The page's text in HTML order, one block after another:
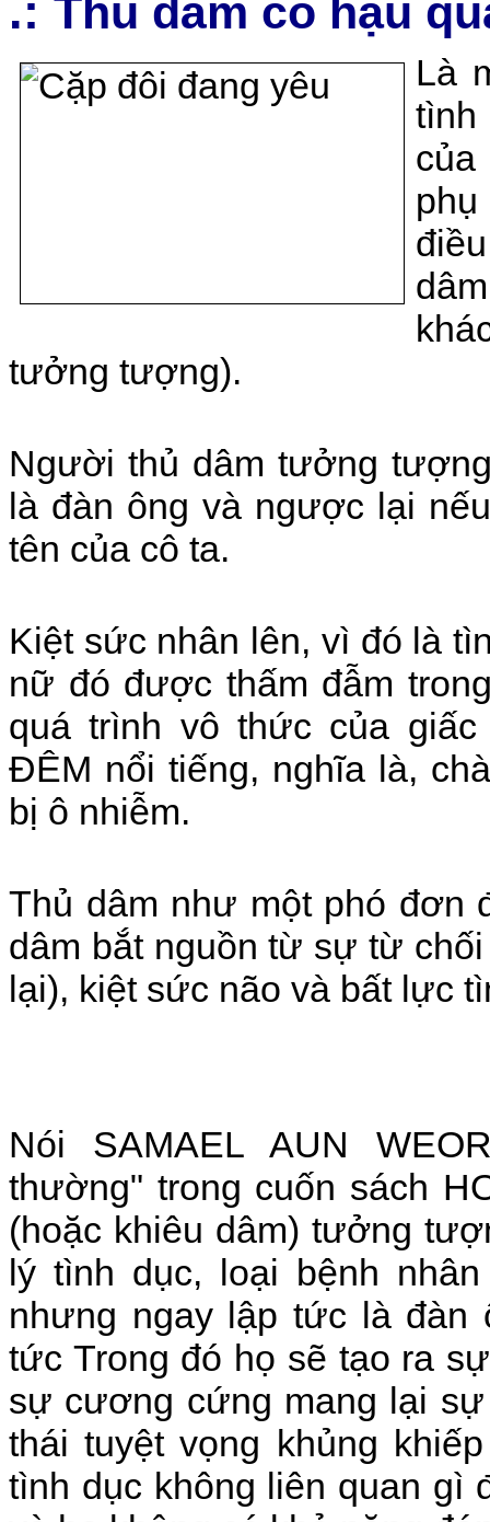
.: Thủ dâm có hậu
Là
tình
của
tưởng tượng).
Người thủ dâm tưởng
là đàn ông và ngược lại
tên của cô ta.
Kiệt sức nhân lên, vì đó là
nữ đó được thấm đẫm
quá trình vô thức của
ĐÊM nổi tiếng, nghĩa là,
bị ô nhiễm.
Thủ dâm như một phó
dâm bắt nguồn từ sự từ
lại), kiệt sức não và bất lực
Nói SAMAEL AUN
thường" trong cuốn sách
(hoặc khiêu dâm) tưởng
lý tình dục, loại bệnh
nhưng ngay lập tức là đàn
tức Trong đó họ sẽ tạo ra
sự cương cứng mang lại
thái tuyệt vọng khủng
tình dục không liên quan gì